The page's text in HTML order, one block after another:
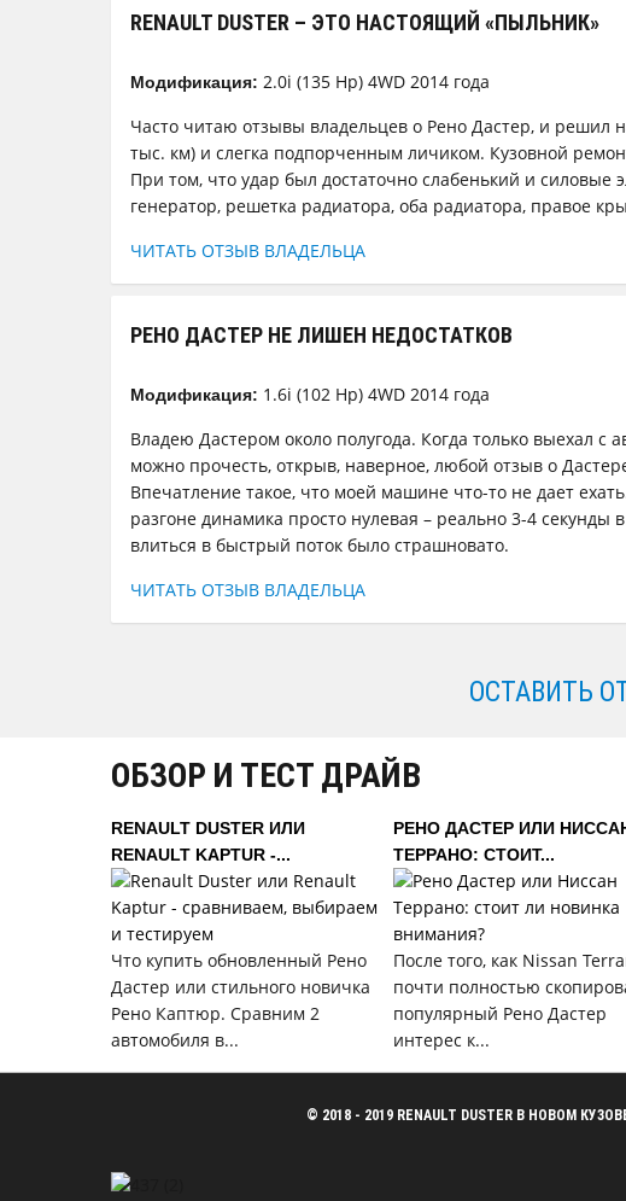
RENAULT DUSTER – ЭТО НАСТОЯЩИЙ «ПЫЛЬНИК»
Модификация: 2.0i (135 Hp) 4WD 2014 года
Часто читаю отзывы владельцев о Рено Дастер, и решил
тыс. км) и слегка подпорченным личиком. Кузовной
При том, что удар был достаточно слабенький и
генератор, решетка радиатора, оба радиатора, правое
ЧИТАТЬ ОТЗЫВ ВЛАДЕЛЬЦА
РЕНО ДАСТЕР НЕ ЛИШЕН НЕДОСТАТКОВ
Модификация: 1.6i (102 Hp) 4WD 2014 года
Владею Дастером около полугода. Когда только выехал с
можно прочесть, открыв, наверное, любой отзыв о
Впечатление такое, что моей машине что-то не дает
разгоне динамика просто нулевая – реально 3-4 секунды
влиться в быстрый поток было страшновато.
ЧИТАТЬ ОТЗЫВ ВЛАДЕЛЬЦА
ОСТАВИТЬ
ОБЗОР И ТЕСТ ДРАЙВ
RENAULT DUSTER ИЛИ
RENAULT KAPTUR -...
Что купить обновленный Рено
Дастер или стильного новичка
Рено Каптюр. Сравним 2
автомобиля в...
РЕНО ДАСТЕР ИЛИ
ТЕРРАНО: СТОИТ...
После того, как Nissan
почти полностью
популярный Рено Дастер
интерес к...
© 2018 - 2019 RENAULT DUSTER В НОВОМ